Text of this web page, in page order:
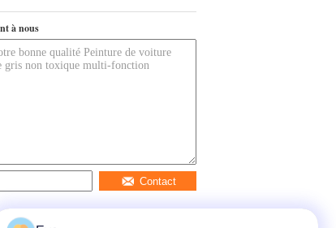
à nous
Contact